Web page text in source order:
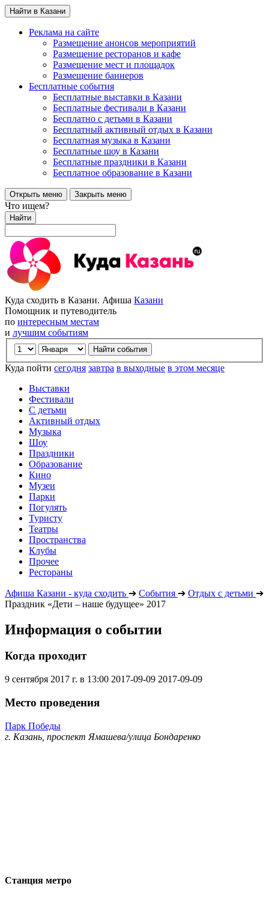
Найти в Казани
Реклама на сайте
Размещение анонсов мероприятий
Размещение ресторанов и кафе
Размещение мест и площадок
Размещение баннеров
Бесплатные события
Бесплатные выставки в Казани
Бесплатные фестивали в Казани
Бесплатно с детьми в Казани
Бесплатный активный отдых в Казани
Бесплатная музыка в Казани
Бесплатные шоу в Казани
Бесплатные праздники в Казани
Бесплатное образование в Казани
Открыть меню Закрыть меню
Что ищем?
Найти
Куда сходить в Казани. Афиша Казани
Помощник и путеводитель
по интересным местам
и лучшим событиям
Куда пойти сегодня завтра в выходные в этом месяце
Выставки
Фестивали
С детьми
Активный отдых
Музыка
Шоу
Праздники
Образование
Кино
Музеи
Парки
Погулять
Туристу
Театры
Пространства
Клубы
Прочее
Рестораны
Афиша Казани - куда сходить ➔ События ➔ Отдых с детьми ➔
Праздник «Дети – наше будущее» 2017
Информация о событии
Когда проходит
9 сентября 2017 г. в 13:00 2017-09-09 2017-09-09
Место проведения
Парк Победы
г. Казань, проспект Ямашева/улица Бондаренко
Станция метро